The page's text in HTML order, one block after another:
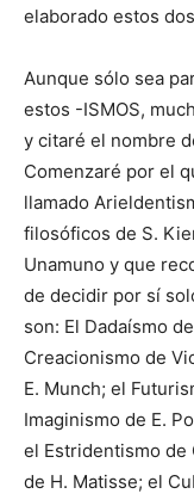
elaborado estos
Aunque sólo sea
estos -ISMOS,
y citaré el nombre
Comenzaré por el
llamado
filosóficos de S.
Unamuno y que
de decidir por sí
son: El Dadaísmo
Creacionismo de
E. Munch; el
Imaginismo de E.
el Estridentismo de
de H. Matisse; el